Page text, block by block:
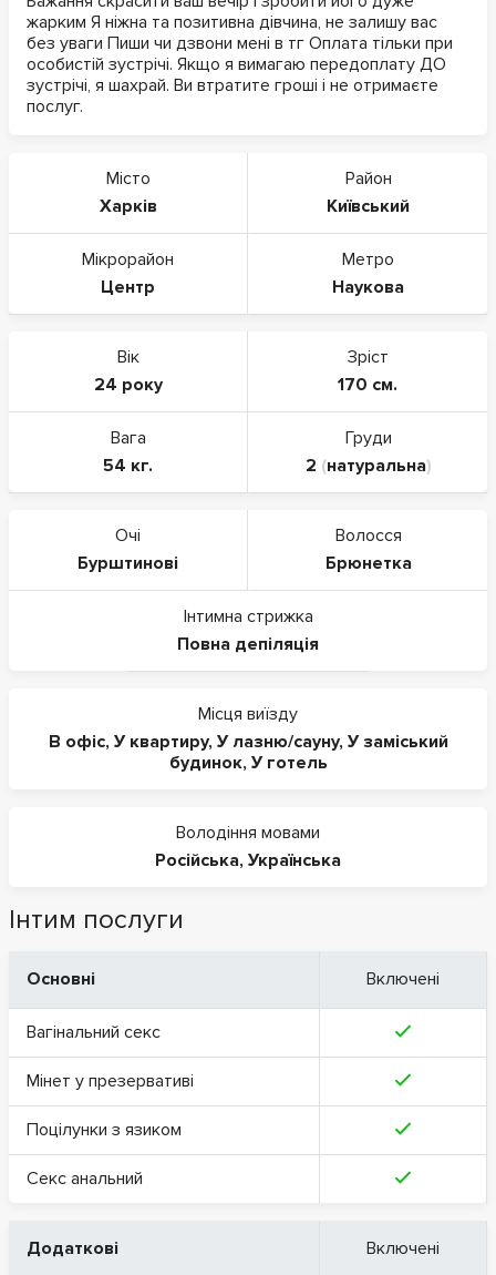
жарким Я ніжна та позитивна дівчина, не залишу вас
без уваги Пиши чи дзвони мені в тг Оплата тільки при
особистій зустрічі. Якщо я вимагаю передоплату ДО
зустрічі, я шахрай. Ви втратите гроші і не отримаєте
послуг.
Місто
Харків
Район
Київський
Мікрорайон
Центр
Метро
Наукова
Вік
24 року
Зріст
170 см.
Вага
54 кг.
Груди
2 (натуральна)
Очі
Бурштинові
Волосся
Брюнетка
Інтимна стрижка
Повна депіляція
Місця виїзду
В офіс, У квартиру, У лазню/сауну, У заміський
будинок, У готель
Володіння мовами
Російська, Українська
Інтим послуги
Основні Включені
Вагінальний секс
Мінет у презервативі
Поцілунки з язиком
Секс анальний
Додаткові Включені